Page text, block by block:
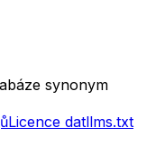
synonym
Licence datllms.txt